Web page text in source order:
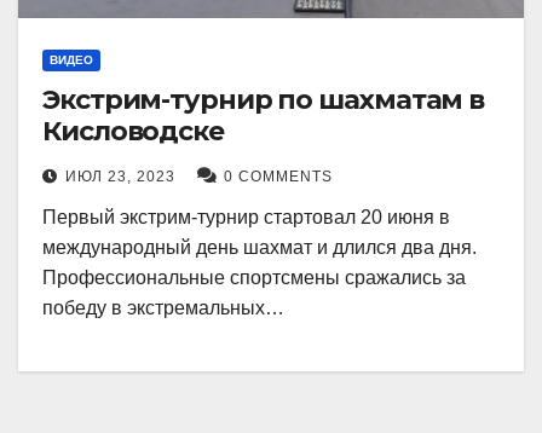
ВИДЕО
Экстрим-турнир по шахматам в
Кисловодске
ИЮЛ 23, 2023 0 COMMENTS
Первый экстрим-турнир стартовал 20 июня в
международный день шахмат и длился два дня.
Профессиональные спортсмены сражались за
победу в экстремальных…